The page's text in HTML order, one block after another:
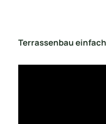
Terrassenbau